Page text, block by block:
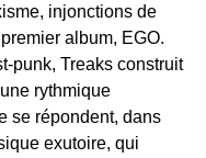
injonctions de
album, EGO.
punk, Treaks construit
rythmique
se répondent, dans
exutoire, qui